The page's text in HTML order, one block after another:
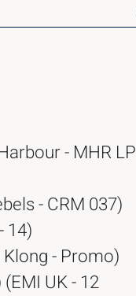
- MHR LP
- CRM 037)
14)
- Promo)
UK - 12